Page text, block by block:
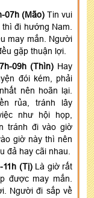
07h (Mão) Tin vui
đi hướng Nam.
may mắn. Người
gặp thuận lợi.
09h (Thìn) Hay
đói kém, phải
nên hoãn lại.
rủa, tránh lây
như hội họp,
tránh đi vào giờ
giờ này thì nên
đả hay cãi nhau.
(Tị) Là giờ rất
được may mắn.
Người đi sắp về